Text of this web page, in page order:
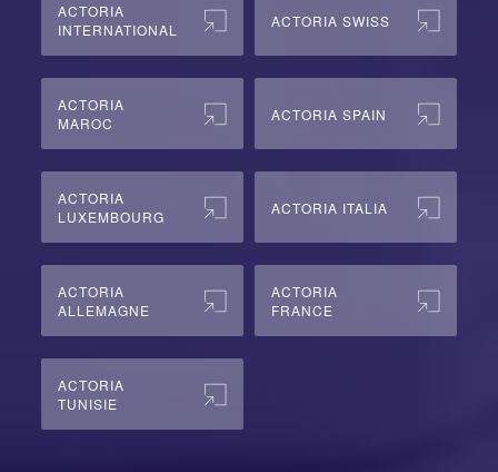
ACTORIA
INTERNATIONAL
ACTORIA SWISS
ACTORIA
MAROC
ACTORIA SPAIN
ACTORIA
LUXEMBOURG
ACTORIA ITALIA
ACTORIA
ALLEMAGNE
ACTORIA
FRANCE
ACTORIA
TUNISIE